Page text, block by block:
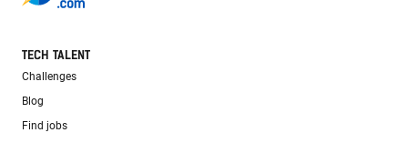
TECH TALENT
Challenges
Blog
Find jobs